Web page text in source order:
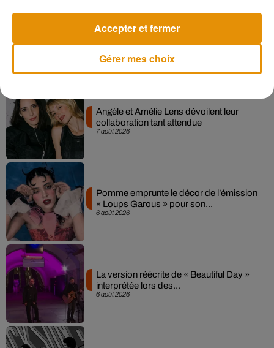
Madonna sort enfin le remix de « Love
7 août 2026
Angèle et Amélie Lens dévoilent leur
collaboration tant attendue
6 août 2026
Pomme emprunte le décor de l’émission
« Loups Garous » pour son...
6 août 2026
La version réécrite de « Beautiful Day »
interprétée lors des...
Gérer mes choix
Accepter et fermer